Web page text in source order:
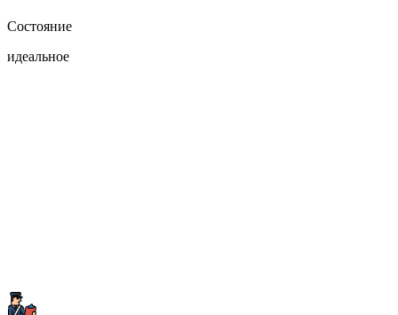
Состояние
идеальное